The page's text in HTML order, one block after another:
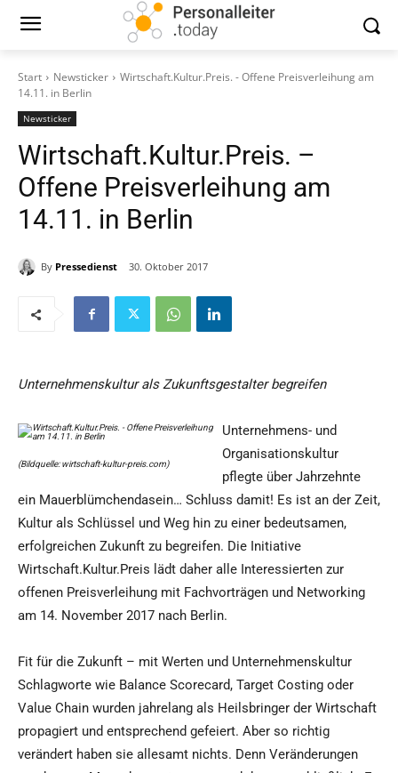
Start Newsticker
Wirtschaft.Kultur.Preis. - Offene Preisverleihung am
14.11. in Berlin
Newsticker
Wirtschaft.Kultur.Preis. –
Offene Preisverleihung am
14.11. in Berlin
By Pressedienst 30. Oktober 2017
Unternehmenskultur als Zukunftsgestalter begreifen
(Bildquelle: wirtschaft-kultur-preis.com)
Unternehmens- und
Organisationskultur
pflegte über Jahrzehnte
ein Mauerblümchendasein… Schluss damit! Es ist an der Zeit,
Kultur als Schlüssel und Weg hin zu einer bedeutsamen,
erfolgreichen Zukunft zu begreifen. Die Initiative
Wirtschaft.Kultur.Preis lädt daher alle Interessierten zur
offenen Preisverleihung mit Fachvorträgen und Networking
am 14. November 2017 nach Berlin.
Fit für die Zukunft – mit Werten und Unternehmenskultur
Schlagworte wie Balance Scorecard, Target Costing oder
Value Chain wurden jahrelang als Heilsbringer der Wirtschaft
propagiert und entsprechend gefeiert. Aber so richtig
verändert haben sie allesamt nichts. Denn Veränderungen